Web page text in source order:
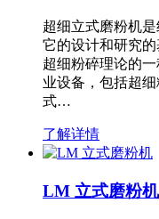
超细立式磨粉机
它的设计和研究
超细粉碎理论的
业设备，包括超
式…
了解详情
LM 立式磨粉机